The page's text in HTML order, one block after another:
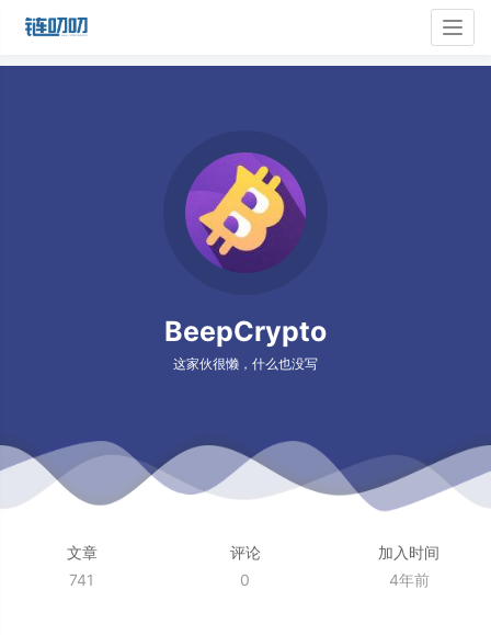
BeepCrypto
这家伙很懒，什么也没写
文章
741
评论
0
加入时间
4年前